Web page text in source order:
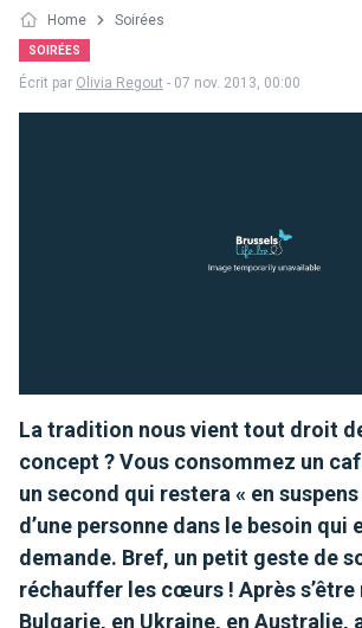
Home Soirées
SOIRÉES
Écrit par Olivia Regout - 07 nov. 2013, 00:00
La tradition nous vient tout droit
concept ? Vous consommez un
un second qui restera « en
d’une personne dans le besoin qui
demande. Bref, un petit geste de
réchauffer les cœurs ! Après s’être
Bulgarie, en Ukraine, en Australie,